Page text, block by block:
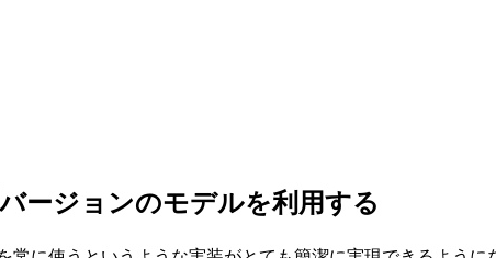
ージョンのモデルを利用する